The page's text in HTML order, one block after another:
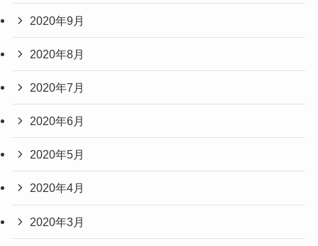
2020年9月
2020年8月
2020年7月
2020年6月
2020年5月
2020年4月
2020年3月